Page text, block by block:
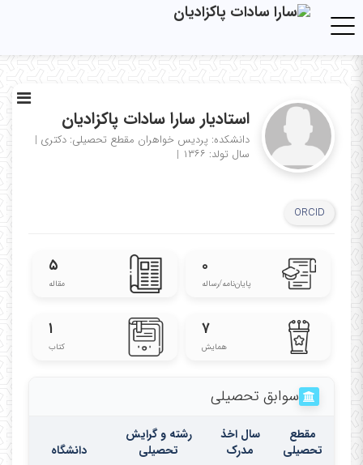
Toggle navigation
استادیار سارا سادات پاکزادیان
دانشکده: پردیس خواهران مقطع تحصیلی: دکتری |
سال تولد: ۱۳۶۶
|
ORCID
۰
پایان‌نامه‌/رساله
۵
مقاله
۷
همایش
۱
کتاب
سوابق تحصیلی
مقطع
تحصیلی
سال اخذ
مدرک
رشته و گرایش
تحصیلی
دانشگاه